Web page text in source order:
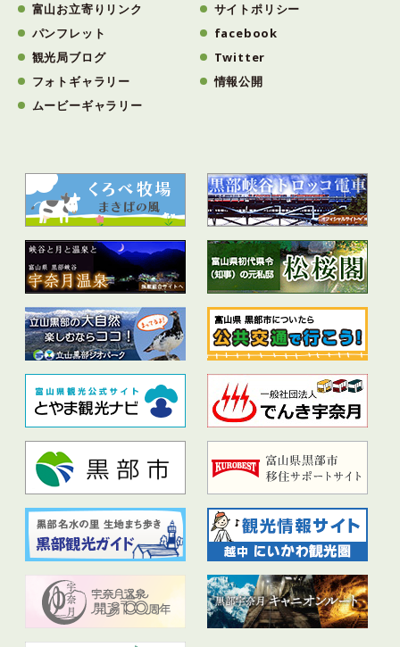
富山お立寄りリンク
パンフレット
観光局ブログ
フォトギャラリー
ムービーギャラリー
サイトポリシー
facebook
Twitter
情報公開